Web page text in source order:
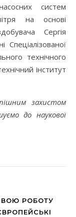
систем
на основі
Сергія
технічного
інститут
захистом
до наукової
РОБОТУ